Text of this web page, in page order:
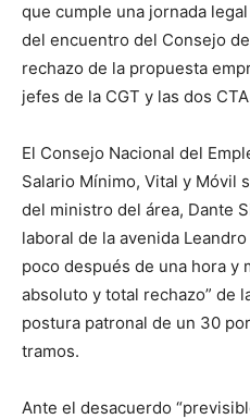
que cumple una jornada
del encuentro del Consejo
rechazo de la propuesta
jefes de la CGT y las dos
El Consejo Nacional del
Salario Mínimo, Vital y Móvil
del ministro del área, Dante
laboral de la avenida
poco después de una hora y
absoluto y total rechazo” de
postura patronal de un 30
tramos.
Ante el desacuerdo